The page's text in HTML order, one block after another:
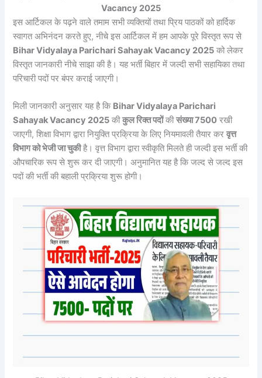
Vacancy 2025
इस आर्टिकल के पढ़ने वाले तमाम सभी व्यक्तियों तथा प्रिय पाठकों को हार्दिक
स्वागत अभिनंदन करते हुए, नीचे इस आर्टिकल में हम आपके पूरे विस्तृत रूप से
Bihar Vidyalaya Parichari Sahayak Vacancy 2025 को लेकर
विस्तृत जानकारी नीचे साझा की है। यह भर्ती बिहार में जल्दी सभी सहायिका तथा
परिचारी पदों पर बंपर कराई जाएगी।
मिली जानकारी अनुसार यह है कि Bihar Vidyalaya Parichari
Sahayak Vacancy 2025 कीकुल रिक्त पदोंकीसंख्या 7500 रखी
जाएगी, शिक्षा विभाग द्वारा नियुक्ति प्रक्रिया के लिए नियमावली तैयार करवृत्त
विभाग को भेजी जा चुकीहै। वृत्त विभाग द्वारा स्वीकृति मिलते ही जल्दी इस भर्ती की
औपचारिक रूप से शुरू कर दी जाएगी। अनुमानित यह है कि जल्द से जल्द इस
पदों की भर्ती की बहाली प्रक्रिया शुरू होगी।